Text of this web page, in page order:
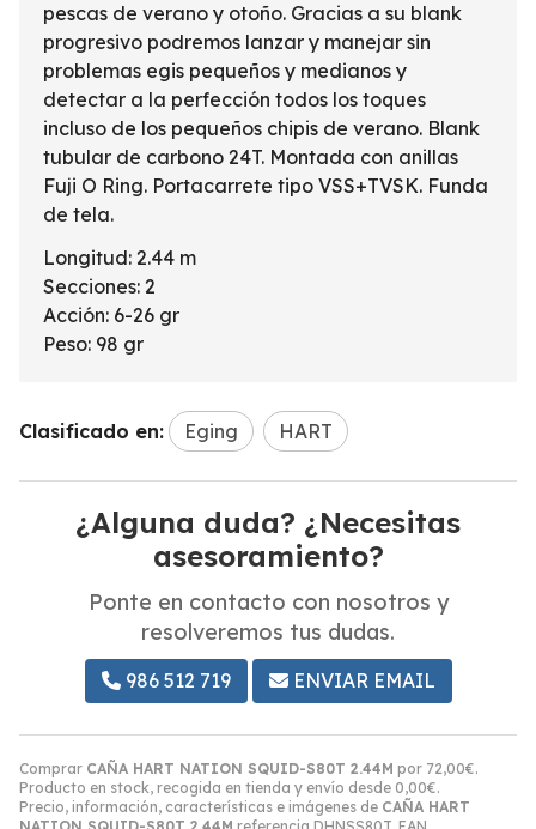
Comprar CAÑA HART NATION SQUID-S80T 2.44M por 72,00€.
Producto en stock, recogida en tienda y envío desde 0,00€.
Precio, información, características e imágenes de CAÑA HART
pescas de verano y otoño. Gracias a su blank
progresivo podremos lanzar y manejar sin
problemas egis pequeños y medianos y
detectar a la perfección todos los toques
incluso de los pequeños chipis de verano. Blank
tubular de carbono 24T. Montada con anillas
Fuji O Ring. Portacarrete tipo VSS+TVSK. Funda
de tela.
Longitud: 2.44 m
Secciones: 2
Acción: 6-26 gr
Peso: 98 gr
Clasificado en: Eging HART
¿Alguna duda? ¿Necesitas
asesoramiento?
Ponte en contacto con nosotros y
resolveremos tus dudas.
986 512 719 ENVIAR EMAIL